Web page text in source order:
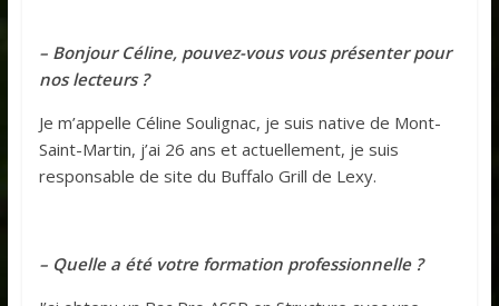
– Bonjour Céline, pouvez-vous vous présenter pour
nos lecteurs ?
Je m’appelle Céline Soulignac, je suis native de Mont-
Saint-Martin, j’ai 26 ans et actuellement, je suis
responsable de site du Buffalo Grill de Lexy.
– Quelle a été votre formation professionnelle ?